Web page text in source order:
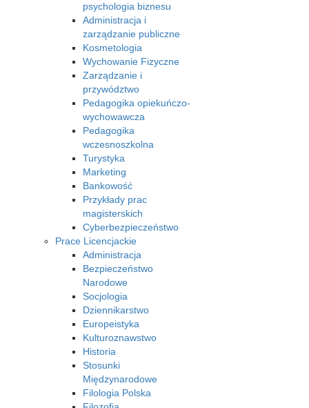
psychologia biznesu
Administracja i
zarządzanie publiczne
Kosmetologia
Wychowanie Fizyczne
Zarządzanie i
przywództwo
Pedagogika opiekuńczo-
wychowawcza
Pedagogika
wczesnoszkolna
Turystyka
Marketing
Bankowość
Przykłady prac
magisterskich
Cyberbezpieczeństwo
Prace Licencjackie
Administracja
Bezpieczeństwo
Narodowe
Socjologia
Dziennikarstwo
Europeistyka
Kulturoznawstwo
Historia
Stosunki
Międzynarodowe
Filologia Polska